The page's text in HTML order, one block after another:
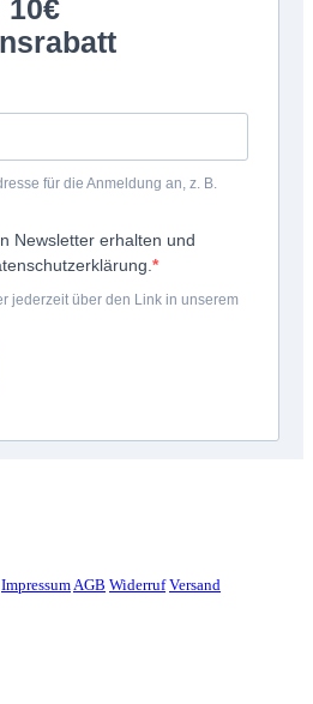
ImpressumAGB Widerruf Versand